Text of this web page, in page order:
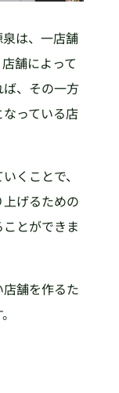
は、一店舗
舗によって
、その一方
っている店
くことで、
げるための
とができま
舗を作るた